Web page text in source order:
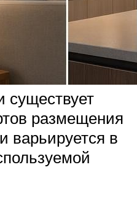
размещения
варьируется в